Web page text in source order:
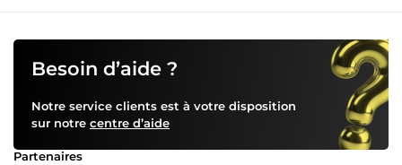
Besoin d’aide ?
Notre service clients est à votre disposition
sur notre centre d’aide
Partenaires